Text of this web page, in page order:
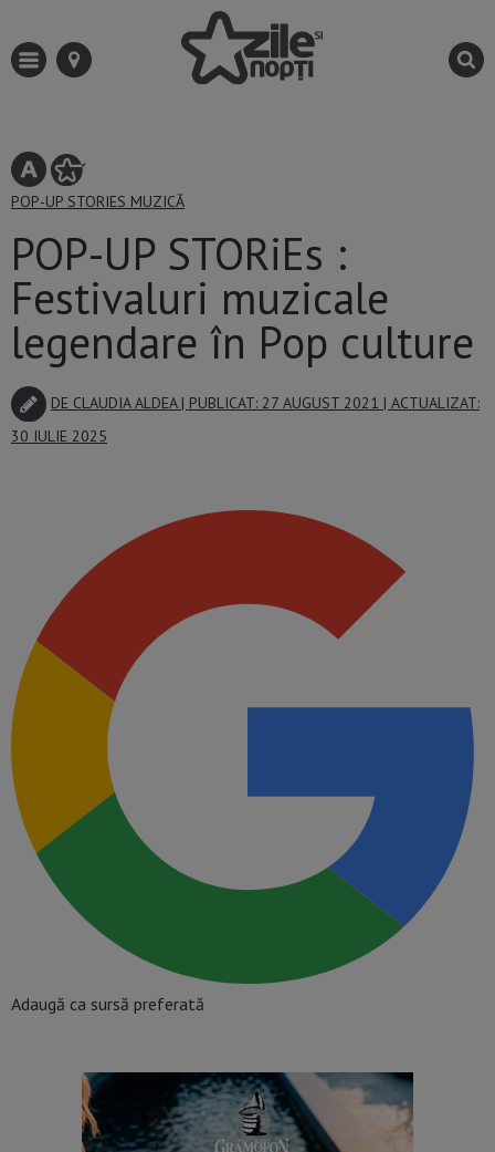
POP-UP STORIES MUZICĂ
POP-UP STORiEs :
Festivaluri muzicale
legendare în Pop culture
DE CLAUDIA ALDEA | PUBLICAT: 27 AUGUST 2021 | ACTUALIZAT:
30 IULIE 2025
Adaugă ca sursă preferată